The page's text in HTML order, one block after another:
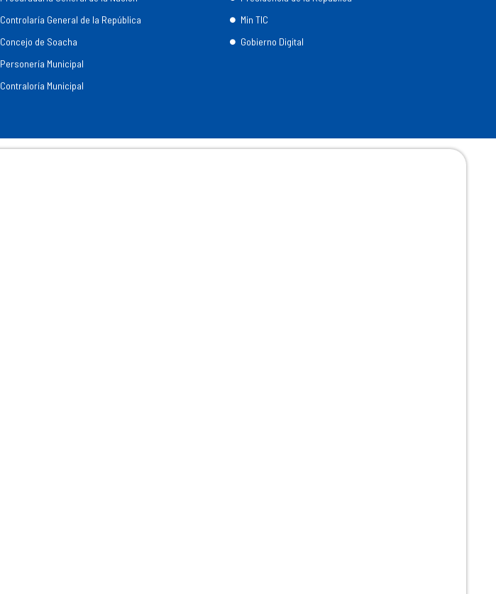
Controlaría General de la República
Concejo de Soacha
Personería Municipal
Contraloría Municipal
Min TIC
Gobierno Digital